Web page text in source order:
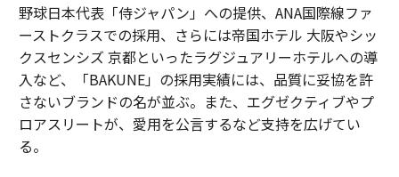
野球日本代表「侍ジャパン」への提供、ANA国際線ファ
ーストクラスでの採用、さらには帝国ホテル 大阪やシッ
クスセンシズ 京都といったラグジュアリーホテルへの導
入など、「BAKUNE」の採用実績には、品質に妥協を許
さないブランドの名が並ぶ。また、エグゼクティブやプ
ロアスリートが、愛用を公言するなど支持を広げてい
る。